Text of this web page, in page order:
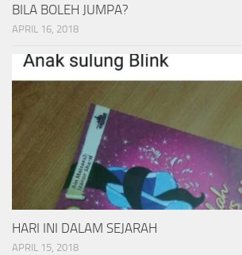
BILA BOLEH JUMPA?
APRIL 16, 2018
HARI INI DALAM SEJARAH
APRIL 15, 2018